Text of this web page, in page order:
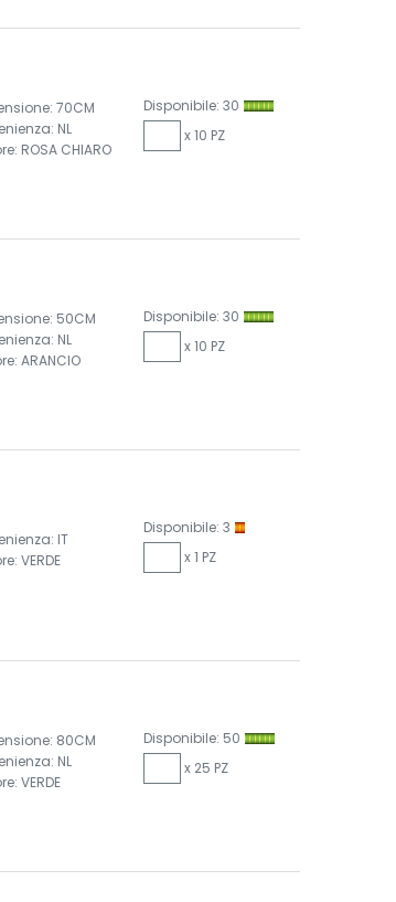
70CM
NL
ROSA CHIARO
Disponibile: 30
x 10 PZ
50CM
NL
ARANCIO
Disponibile: 30
x 10 PZ
IT
VERDE
Disponibile: 3
x 1 PZ
80CM
NL
VERDE
Disponibile: 50
x 25 PZ